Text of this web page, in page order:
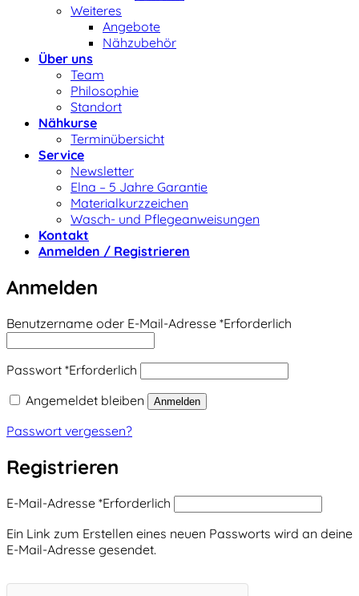
Weiteres
Angebote
Nähzubehör
Über uns
Team
Philosophie
Standort
Nähkurse
Terminübersicht
Service
Newsletter
Elna – 5 Jahre Garantie
Materialkurzzeichen
Wasch- und Pflegeanweisungen
Kontakt
Anmelden / Registrieren
Anmelden
Benutzername oder E-Mail-Adresse *Erforderlich
Passwort *Erforderlich
Angemeldet bleiben
Anmelden
Passwort vergessen?
Registrieren
E-Mail-Adresse *Erforderlich
Ein Link zum Erstellen eines neuen Passworts wird an deine
E-Mail-Adresse gesendet.